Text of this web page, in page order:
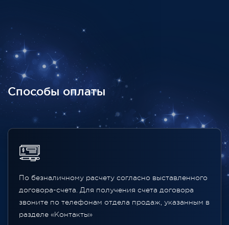
Способы оплаты
По безналичному расчету согласно выставленного
договора-счета. Для получения счета договора
звоните по телефонам отдела продаж, указанным в
разделе «Контакты»